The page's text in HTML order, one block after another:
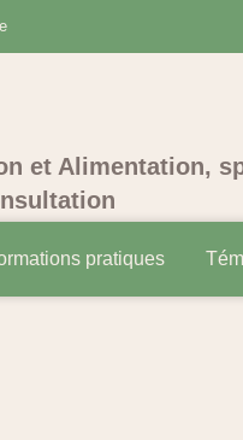
et Alimentation,
pratiques